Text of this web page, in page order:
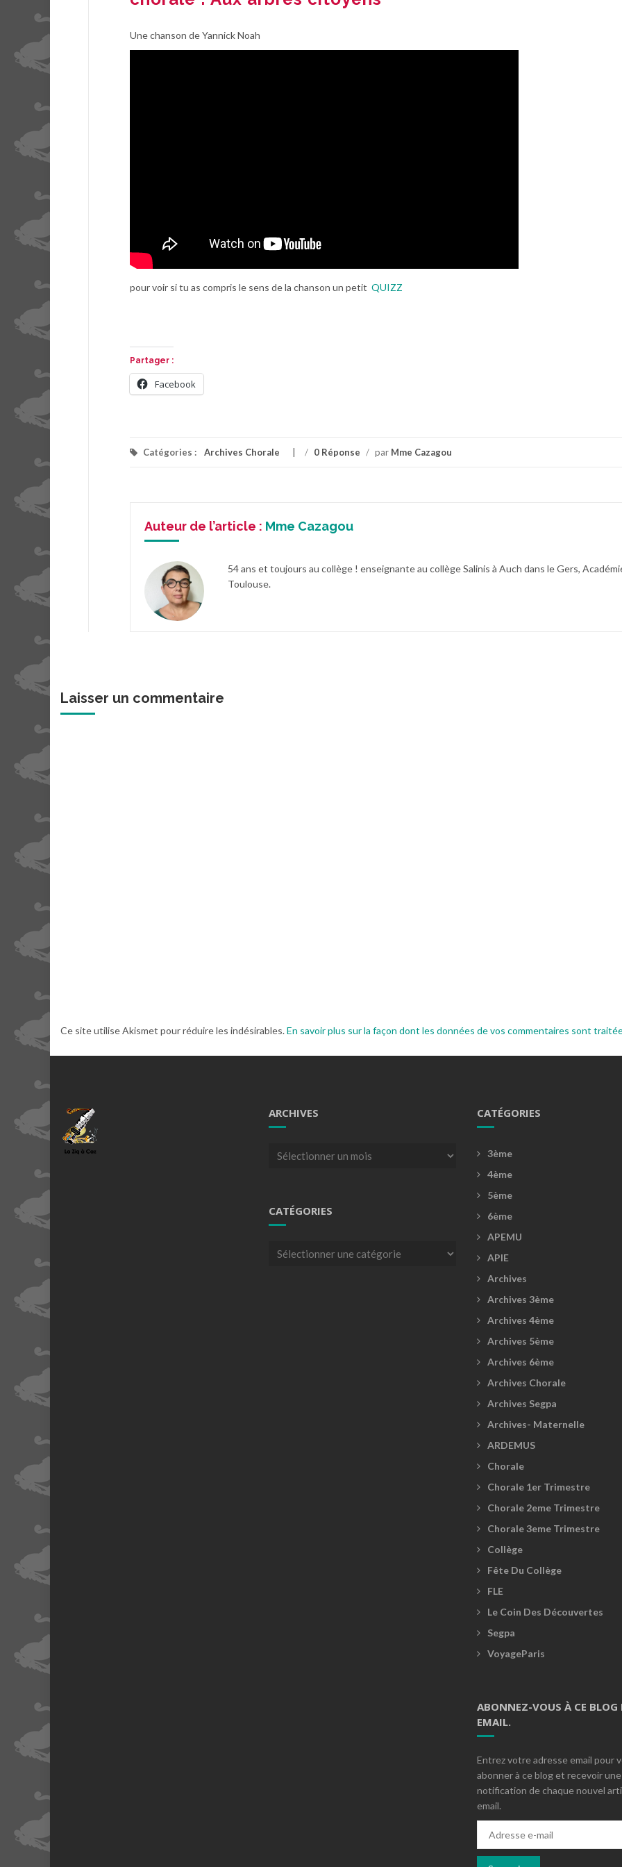
Une chanson de Yannick Noah
pour voir si tu as compris le sens de la chanson un petit QUIZZ
Partager :
Facebook
Catégories : Archives Chorale / 0 Réponse / par Mme Cazagou
Auteur de l’article : Mme Cazagou
54 ans et toujours au collège ! enseignante au collège Salinis à Auch dans le Gers,
Toulouse.
Laisser un commentaire
Ce site utilise Akismet pour réduire les indésirables.En savoir plus sur la façon dont les données de vos commentaires sont
ARCHIVES
Archives
CATÉGORIES
Catégories
CATÉGORIES
3ème
4ème
5ème
6ème
APEMU
APIE
Archives
Archives 3ème
Archives 4ème
Archives 5ème
Archives 6ème
Archives Chorale
Archives Segpa
Archives- Maternelle
ARDEMUS
Chorale
Chorale 1er Trimestre
Chorale 2eme Trimestre
Chorale 3eme Trimestre
Collège
Fête Du Collège
FLE
Le Coin Des Découvertes
Segpa
VoyageParis
ABONNEZ-VOUS À CE BLOG
EMAIL.
Entrez votre adresse email pour
abonner à ce blog et recevoir une
notification de chaque nouvel
email.
mail